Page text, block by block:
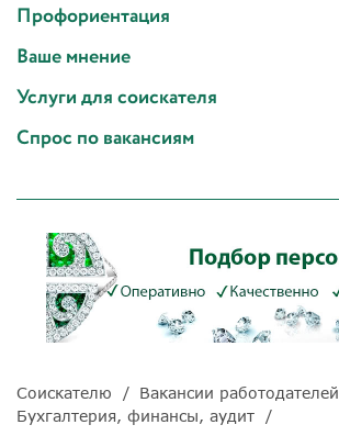
Профориентация
Ваше мнение
Услуги для соискателя
Спрос по вакансиям
Соискателю
Вакансии работодателей
Бухгалтерия, финансы, аудит